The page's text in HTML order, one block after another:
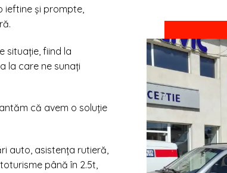
ieftine și prompte,
situație, fiind la
la care ne sunați
că avem o soluție
auto, asistența rutieră,
până în 2.5t,